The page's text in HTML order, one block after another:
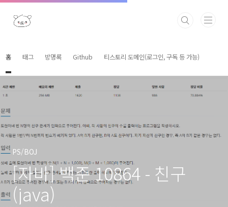
본문 바로가기
홈 태그 방명록 Github 티스토리 도메인(로그인, 구독 등 가능)
PS/BOJ
[자바] 백준 10864 - 친구
(java)